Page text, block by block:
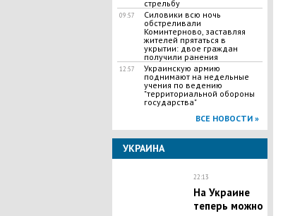
стрельбу
09:57
Силовики всю ночь
обстреливали
Коминтерново, заставляя
жителей прятаться в
укрытии: двое граждан
получили ранения
12:57
Украинскую армию
поднимают на недельные
учения по ведению
"территориальной обороны
государства"
ВСЕ НОВОСТИ »
УКРАИНА
22:13
На Украине
теперь можно